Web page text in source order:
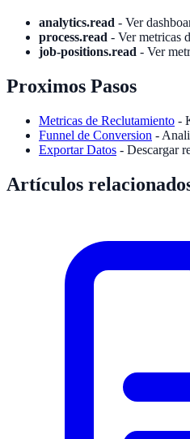
analytics.read - Ver
process.read - Ver metricas
job-positions.read - Ver
Proximos Pasos
Metricas de Reclutamiento -
Funnel de Conversion -
Exportar Datos - Descargar
Artículos